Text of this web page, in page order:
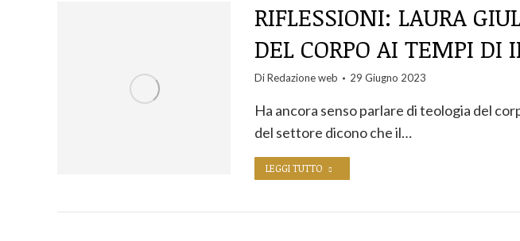
RIFLESSIONI: LAURA
DEL CORPO AI TEMPI DI
DiRedazione web 29 Giugno 2023
Ha ancora senso parlare di teologia del
del settore dicono che il…
LEGGI TUTTO